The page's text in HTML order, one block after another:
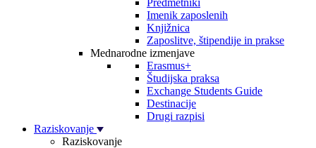
Predmetniki
Imenik zaposlenih
Knjižnica
Zaposlitve, štipendije in prakse
Mednarodne izmenjave
Erasmus+
Študijska praksa
Exchange Students Guide
Destinacije
Drugi razpisi
Raziskovanje
Raziskovanje